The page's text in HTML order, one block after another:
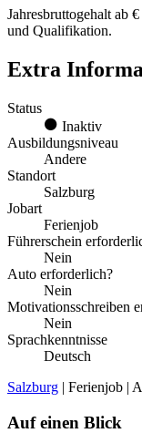
Jahresbruttogehalt ab
und Qualifikation.
Extra
Status
Inaktiv
Ausbildungsniveau
Andere
Standort
Salzburg
Jobart
Ferienjob
Führerschein
Nein
Auto erforderlich?
Nein
Motivationsschreiben
Nein
Sprachkenntnisse
Deutsch
Salzburg | Ferienjob |
Auf einen Blick